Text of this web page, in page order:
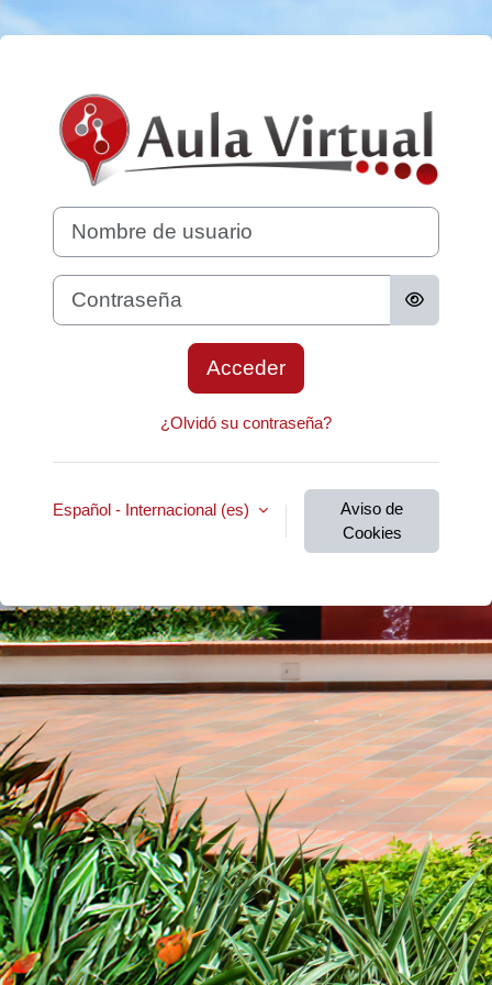
Salta al contenido principal
Entrar a Aula
Acceder
¿Olvidó su contraseña?
Español - Internacional ‎(es)‎
Aviso de
Cookies